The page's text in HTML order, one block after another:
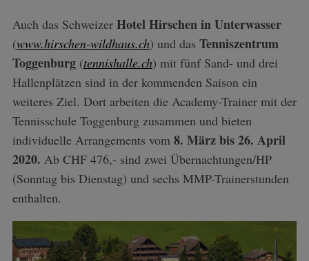
Auch das Schweizer Hotel Hirschen in Unterwasser
(www.hirschen-wildhaus.ch) und das Tenniszentrum
Toggenburg(tennishalle.ch) mit fünf Sand- und drei
Hallenplätzen sind in der kommenden Saison ein
weiteres Ziel. Dort arbeiten die Academy-Trainer mit der
Tennisschule Toggenburg zusammen und bieten
individuelle Arrangements vom 8. März bis 26. April
2020. Ab CHF 476,- sind zwei Übernachtungen/HP
(Sonntag bis Dienstag) und sechs MMP-Trainerstunden
enthalten.